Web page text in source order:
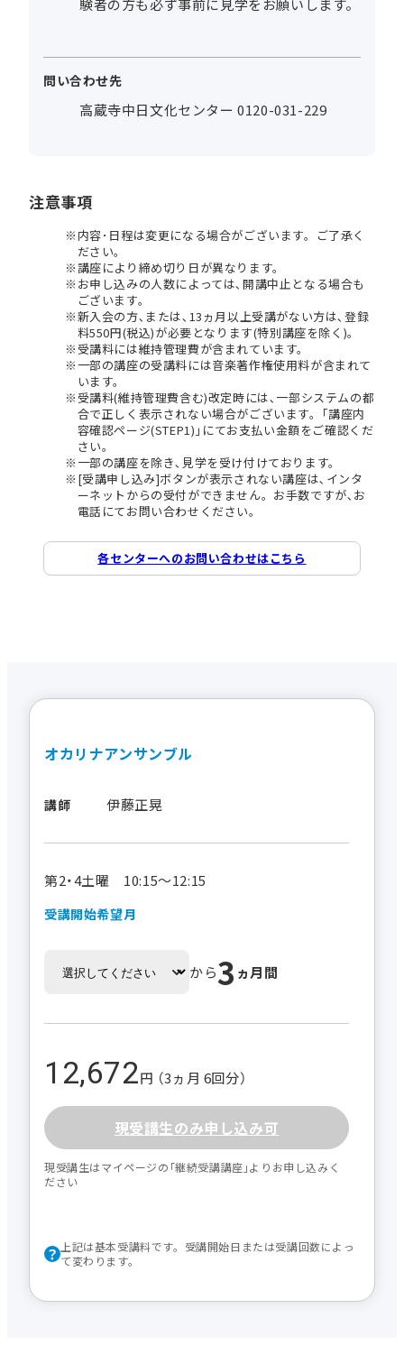
験者の方も必ず事前に見学をお願いします。
問い合わせ先
高蔵寺中日文化センター 0120-031-229
注意事項
内容･日程は変更になる場合がございます。ご了承く
ださい。
講座により締め切り日が異なります。
お申し込みの人数によっては､開講中止となる場合も
ございます。
新入会の方､または､13ヵ月以上受講がない方は､登録
料550円(税込)が必要となります(特別講座を除く)。
受講料には維持管理費が含まれています。
一部の講座の受講料には音楽著作権使用料が含まれて
います。
受講料(維持管理費含む)改定時には､一部システムの都
合で正しく表示されない場合がございます。｢講座内
容確認ページ(STEP1)｣にてお支払い金額をご確認くだ
さい。
一部の講座を除き､見学を受け付けております。
[受講申し込み]ボタンが表示されない講座は､インタ
ーネットからの受付ができません。お手数ですが､お
電話にてお問い合わせください。
各センターへのお問い合わせはこちら
オカリナアンサンブル
講師 伊藤正晃
第2・4土曜 10:15～12:15
受講開始希望月
から3 ヵ月間
12,672円 （3ヵ月 6回分）
現受講生のみ申し込み可
現受講生はマイページの｢継続受講講座｣よりお申し込みく
ださい
上記は基本受講料です。受講開始日または受講回数によっ
て変わります。